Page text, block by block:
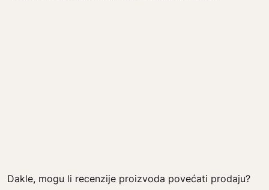
Dakle, mogu li recenzije proizvoda povećati prodaju?